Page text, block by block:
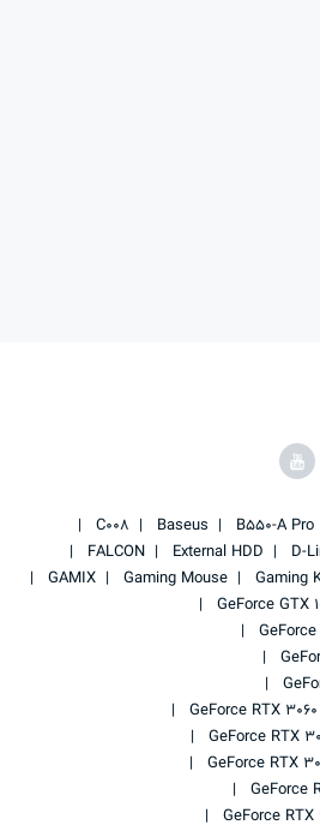
B550-A Pro
Baseus
C008
D-
External HDD
FALCON
Gaming
Gaming Mouse
GAMIX
GeForce GTX
GeForce
GeForce RTX
GeForce RTX
GeForce RTX
GeForce
GeForce RTX